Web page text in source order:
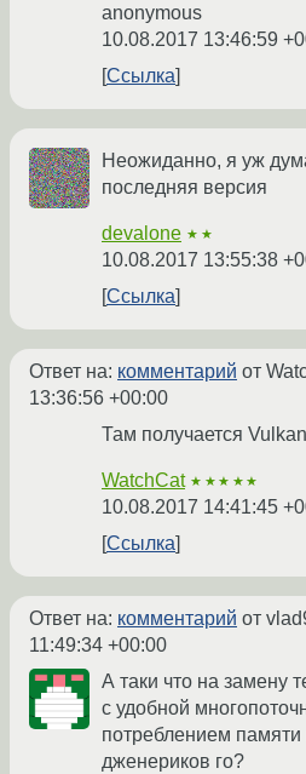
anonymous
10.08.2017 13:46:59
Ссылка
Неожиданно, я уж
последняя версия
devalone ★★
10.08.2017 13:55:38
Ссылка
Ответ на: комментарий от
13:36:56 +00:00
Там получается
WatchCat ★★★★★
10.08.2017 14:41:45
Ссылка
Ответ на: комментарий от
11:49:34 +00:00
А таки что на замену
с удобной
потреблением памяти
дженериков го?